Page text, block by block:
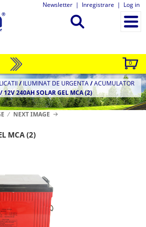
Newsletter | Inregistrare | Log in
0
/ILUMINAT DE URGENTA/ACUMULATOR
12V 240AH SOLAR GEL MCA (2)
NEXT IMAGE
MCA (2)